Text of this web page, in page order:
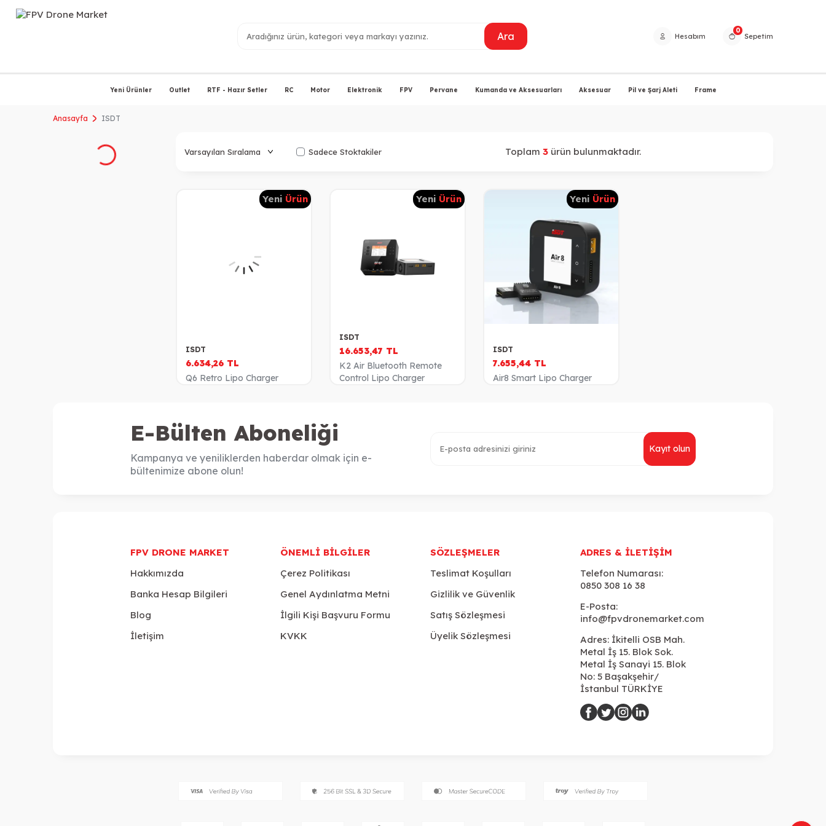
Ara Hesabım
0
Sepetim
Yeni Ürünler Outlet RTF - Hazır Setler RC Motor Elektronik FPV Pervane Kumanda ve Aksesuarları Aksesuar Pil ve Şarj Aleti Frame
Anasayfa ISDT
Sadece Stoktakiler Toplam 3 ürün bulunmaktadır.
Yeni Ürün
ISDT
6.634,26 TL
Q6 Retro Lipo Charger
Yeni Ürün
ISDT
16.653,47 TL
K2 Air Bluetooth Remote
Control Lipo Charger
Yeni Ürün
ISDT
7.655,44 TL
Air8 Smart Lipo Charger
E-Bülten Aboneliği
Kampanya ve yeniliklerden haberdar olmak için e-
bültenimize abone olun!
Kayıt olun
FPV DRONE MARKET
Hakkımızda
Banka Hesap Bilgileri
Blog
İletişim
ÖNEMLI BILGILER
Çerez Politikası
Genel Aydınlatma Metni
İlgili Kişi Başvuru Formu
KVKK
SÖZLEŞMELER
Teslimat Koşulları
Gizlilik ve Güvenlik
Satış Sözleşmesi
Üyelik Sözleşmesi
ADRES & İLETIŞIM
Telefon Numarası:
0850 308 16 38
E-Posta:
info@fpvdronemarket.com
Adres: İkitelli OSB Mah.
Metal İş 15. Blok Sok.
Metal İş Sanayi 15. Blok
No: 5 Başakşehir/
İstanbul TÜRKİYE